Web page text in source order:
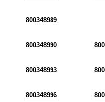
800348989
800348990
800348993
800348996